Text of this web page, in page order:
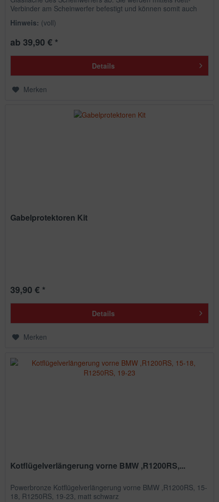
Verbinder am Scheinwerfer befestigt und können somit auch
Hinweis: (voll)
ab 39,90 € *
Details
Merken
Gabelprotektoren Kit
39,90 € *
Details
Merken
Kotflügelverlängerung vorne BMW ,R1200RS,...
Powerbronze Kotflügelverlängerung vorne BMW ,R1200RS, 15-
18, R1250RS, 19-23, matt schwarz